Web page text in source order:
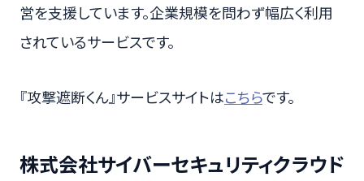
営を支援しています。企業規模を問わず幅広く利用
されているサービスです。
『攻撃遮断くん』サービスサイトはこちらです。
株式会社サイバーセキュリティクラウド